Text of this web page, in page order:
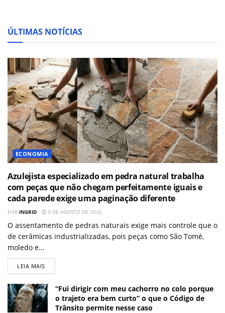
ÚLTIMAS NOTÍCIAS
ECONOMIA
Azulejista especializado em pedra natural trabalha
com peças que não chegam perfeitamente iguais e
cada parede exige uma paginação diferente
POR INGRID 9 DE AGOSTO DE 2026
O assentamento de pedras naturais exige mais controle que o
de cerâmicas industrializadas, pois peças como São Tomé,
moledo e...
LEIA MAIS
“Fui dirigir com meu cachorro no colo porque
o trajeto era bem curto” o que o Código de
Trânsito permite nesse caso